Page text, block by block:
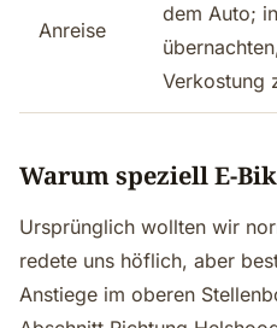
Anreise
dem Auto;
Verkostung
Warum speziell E-
Ursprünglich wollten wir
redete uns höflich, aber
Anstiege im oberen